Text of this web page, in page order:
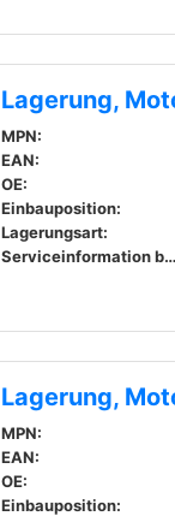
Lagerung,
MPN:
EAN:
OE:
Einbauposition:
Lagerungsart:
Serviceinformation beachten
Lagerung,
MPN:
EAN:
OE:
Einbauposition: